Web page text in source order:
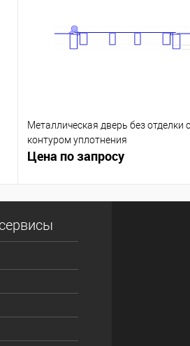
Металлическая дверь без отделки
контуром уплотнения
Цена по запросу